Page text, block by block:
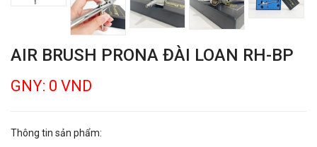
AIR BRUSH PRONA ĐÀI LOAN RH-BP
GNY: 0 VND
Thông tin sản phẩm: